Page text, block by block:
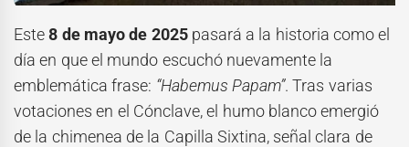
Este8 de mayo de 2025pasará a la historia como el
día en que el mundo escuchó nuevamente la
emblemática frase: “Habemus Papam”. Tras varias
votaciones en el Cónclave, el humo blanco emergió
de la chimenea de la Capilla Sixtina, señal clara de